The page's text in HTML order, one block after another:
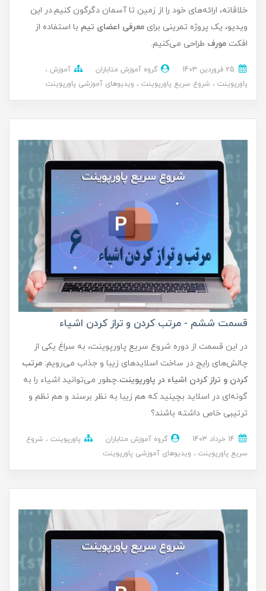
خلاقانه، ارائه‌های خود را از زمین تا آسمان دگرگون کنیم.در این
ویدیو، یک پروژه تمرینی برای معرفی اعضای تیم با استفاده از
افکت مورف طراحی می‌کنیم.
گروه آموزش متاباران
آموزش
پاورپوینت
شروع سریع پاورپوینت ویدیوهای آموزشی پاورپوینت
قسمت ششم - مرتب کردن و تراز کردن اشیاء
در این قسمت از دوره شروع سریع پاورپوینت، به سراغ یکی از
چالش‌های رایج در ساخت اسلایدهای زیبا و جذاب می‌رویم: مرتب
کردن و تراز کردن اشیاء در پاورپوینت.چطور می‌توانید اشیاء را به
گونه‌ای در اسلاید بچینید که هم زیبا به نظر برسند و هم نظم و
ترتیبی خاص داشته باشند؟
گروه آموزش متاباران پاورپوینت
شروع
سریع پاورپوینت
ویدیوهای آموزشی پاورپوینت